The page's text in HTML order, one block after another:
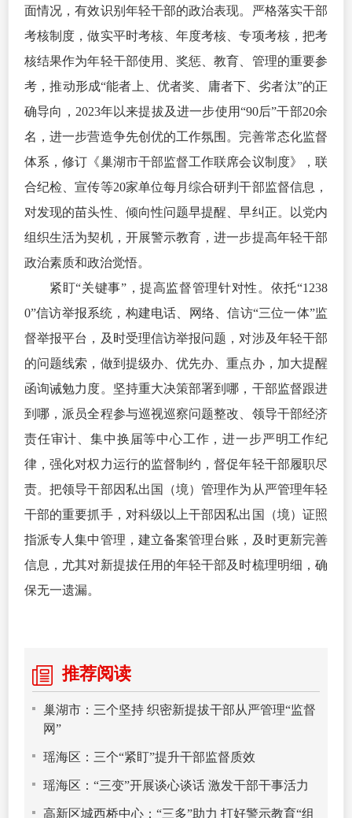
面情况，有效识别年轻干部的政治表现。严格落实干部
考核制度，做实平时考核、年度考核、专项考核，把考
核结果作为年轻干部使用、奖惩、教育、管理的重要参
考，推动形成“能者上、优者奖、庸者下、劣者汰”的正
确导向，2023年以来提拔及进一步使用“90后”干部20余
名，进一步营造争先创优的工作氛围。完善常态化监督
体系，修订《巢湖市干部监督工作联席会议制度》，联
合纪检、宣传等20家单位每月综合研判干部监督信息，
对发现的苗头性、倾向性问题早提醒、早纠正。以党内
组织生活为契机，开展警示教育，进一步提高年轻干部
政治素质和政治觉悟。
紧盯“关键事”，提高监督管理针对性。依托“1238
0”信访举报系统，构建电话、网络、信访“三位一体”监
督举报平台，及时受理信访举报问题，对涉及年轻干部
的问题线索，做到提级办、优先办、重点办，加大提醒
函询诫勉力度。坚持重大决策部署到哪，干部监督跟进
到哪，派员全程参与巡视巡察问题整改、领导干部经济
责任审计、集中换届等中心工作，进一步严明工作纪
律，强化对权力运行的监督制约，督促年轻干部履职尽
责。把领导干部因私出国（境）管理作为从严管理年轻
干部的重要抓手，对科级以上干部因私出国（境）证照
指派专人集中管理，建立备案管理台账，及时更新完善
信息，尤其对新提拔任用的年轻干部及时梳理明细，确
保无一遗漏。
推荐阅读
巢湖市：三个坚持 织密新提拔干部从严管理“监督
网”
瑶海区：三个“紧盯”提升干部监督质效
瑶海区：“三变”开展谈心谈话 激发干部干事活力
高新区城西桥中心：“三多”助力 打好警示教育“组